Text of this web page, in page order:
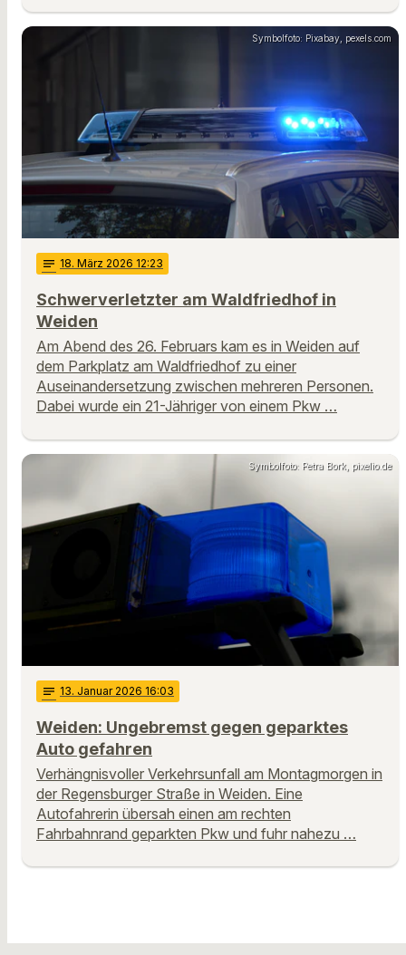
Symbolfoto: Pixabay, pexels.com
notes 18. März 2026 12:23
Schwerverletzter am Waldfriedhof in
Weiden
Am Abend des 26. Februars kam es in Weiden auf
dem Parkplatz am Waldfriedhof zu einer
Auseinandersetzung zwischen mehreren Personen.
Dabei wurde ein 21-Jähriger von einem Pkw …
Symbolfoto: Petra Bork, pixelio.de
notes 13. Januar 2026 16:03
Weiden: Ungebremst gegen geparktes
Auto gefahren
Verhängnisvoller Verkehrsunfall am Montagmorgen in
der Regensburger Straße in Weiden. Eine
Autofahrerin übersah einen am rechten
Fahrbahnrand geparkten Pkw und fuhr nahezu …